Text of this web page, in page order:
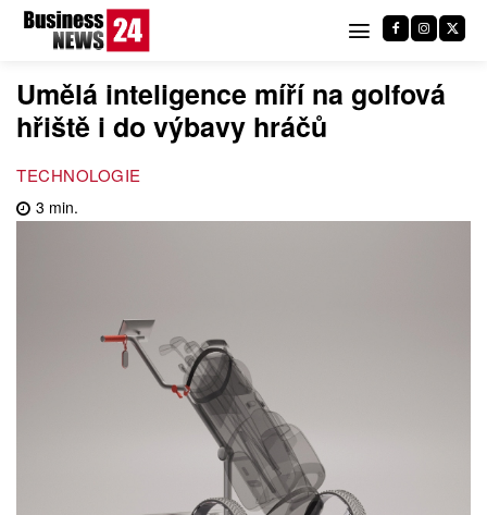
Umělá inteligence míří na golfová
hřiště i do výbavy hráčů
TECHNOLOGIE
3 min.